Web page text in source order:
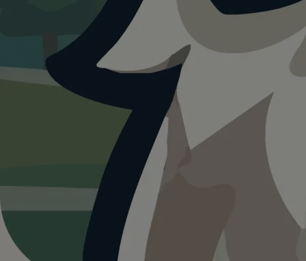
Deutschland Bayern
Heute istein guter Tag
25°C und sonnig, aber kaum Schatten vor
Wetterdaten: OpenWeatherMap